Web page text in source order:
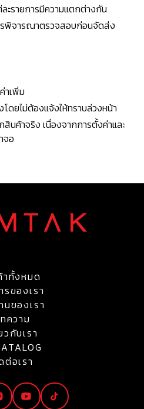
ะรายการมีความแตกต่างกัน
พิจารณาตรวจสอบก่อนจัดส่ง
าเพิ่ม
ดยไม่ต้องแจ้งให้ทราบล่วงหน้า
นค้าจริง เนื่องจากการตั้งค่าและ
จอ
ทั้งหมด
รของเรา
ของเรา
ความ
วกับเรา
ต่อเรา